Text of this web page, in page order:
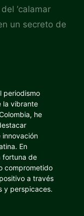
‘calamar
un secreto de
periodismo
la vibrante
he
innovación
En
fortuna de
comprometido
a través
y perspicaces.